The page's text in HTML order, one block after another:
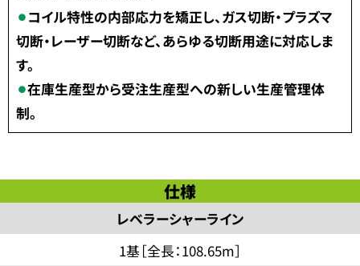
コイル特性の内部応力を矯正し、ガス切断・プラズマ
切断・レーザー切断など、あらゆる切断用途に対応しま
す。
在庫生産型から受注生産型への新しい生産管理体
制。
仕様
レベラーシャーライン
1基［全長：108.65m］